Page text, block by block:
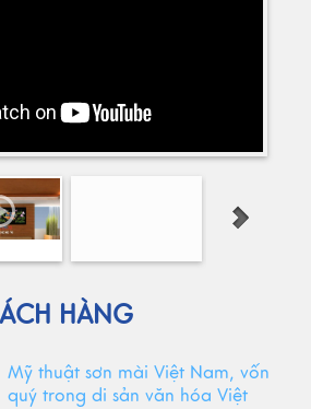
HÀNG
Mỹ thuật sơn mài Việt Nam, vốn
quý trong di sản văn hóa Việt